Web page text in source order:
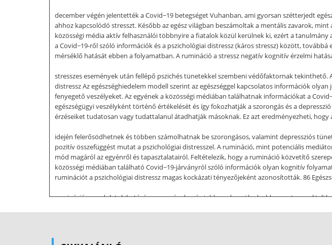
december végén jelentették a Covid−19 betegséget Vuhanban, ami gyorsan szétterjedt
ahhoz kapcsolódó stresszt. Később az egész világban beszámoltak a mentális zavarok,
közösségi média aktív felhasználói többnyire a fiatalok közül kerülnek ki, ezért a
a Covid−19-ről szóló információk és a pszichológiai distressz (káros stressz) között,
mérséklő hatását ebben a folyamatban. A rumináció a stressz negatív kognitív érzelmi
stresszes események után fellépő pszichés tünetekkel szembeni védőfaktornak tekinthető. A
distressz Az egészséghiedelem modell szerint az egészséggel kapcsolatos információk
fenyegető veszélyeket. Az egyének a közösségi médiában találhatnak információkat a
egészségügyi veszélyként történő értékelését és így fokozhatják a szorongás és a
érzéseiket tudatosan vagy tudattalanul átadhatják másoknak. Ez azt eredményezheti,
idején felerősödhetnek és többen számolhatnak be szorongásos, valamint depressziós
pozitív összefüggést mutat a pszichológiai distresszel. A rumináció, mint potenciális
mód magáról az egyénről és tapasztalatairól. Feltételezik, hogy a rumináció közvetítő
közösségi médiában található Covid−19-járványról szóló információk olyan kognitív
ruminációt a pszichológiai distressz magas kockázati tényezőjeként azonosították. 86
ruminációs gondolatok hatására az egyének még jobban elmerülnek ebben a stresszel
könnyebben elhatárolódhatnak a negatív eseményektől. A világjárvánnyal kapcsolatos